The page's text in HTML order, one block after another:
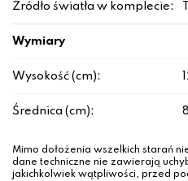
Źródło światła w komplecie:
Wymiary
Wysokość (cm):
Średnica (cm):
Mimo dołożenia wszelkich starań
dane techniczne nie zawierają
jakichkolwiek wątpliwości, przed